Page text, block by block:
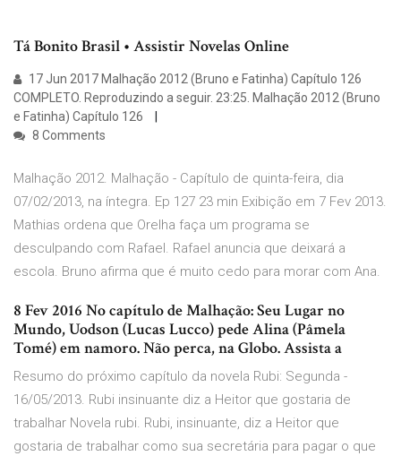
Tá Bonito Brasil • Assistir Novelas Online
17 Jun 2017 Malhação 2012 (Bruno e Fatinha) Capítulo 126
COMPLETO. Reproduzindo a seguir. 23:25. Malhação 2012 (Bruno
e Fatinha) Capítulo 126
8 Comments
Malhação 2012. Malhação - Capítulo de quinta-feira, dia
07/02/2013, na íntegra. Ep 127 23 min Exibição em 7 Fev 2013.
Mathias ordena que Orelha faça um programa se
desculpando com Rafael. Rafael anuncia que deixará a
escola. Bruno afirma que é muito cedo para morar com Ana.
8 Fev 2016 No capítulo de Malhação: Seu Lugar no
Mundo, Uodson (Lucas Lucco) pede Alina (Pâmela
Tomé) em namoro. Não perca, na Globo. Assista a
Resumo do próximo capítulo da novela Rubi: Segunda -
16/05/2013. Rubi insinuante diz a Heitor que gostaria de
trabalhar Novela rubi. Rubi, insinuante, diz a Heitor que
gostaria de trabalhar como sua secretária para pagar o que